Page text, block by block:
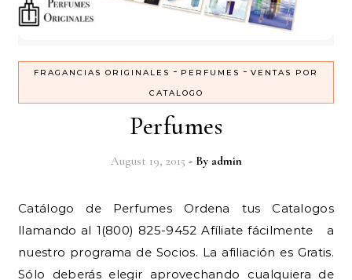
FRAGANCIAS ORIGINALES - PERFUMES - VENTAS POR
CATALOGO
Perfumes
August 19, 2015 - By admin
Catálogo de Perfumes Ordena tus Catalogos
llamando al 1(800) 825-9452 Afíliate fácilmente a
nuestro programa de Socios. La afiliación es Gratis.
Sólo deberás elegir aprovechando cualquiera de